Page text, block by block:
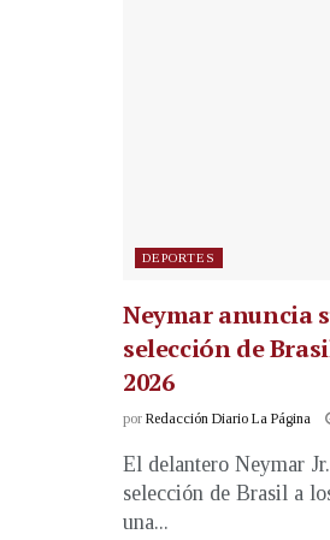
DEPORTES
Neymar anuncia
selección de
2026
por Redacción Diario La Página
El delantero Neymar
selección de Brasil a
una...